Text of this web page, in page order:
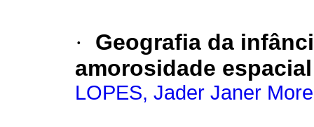
·
Geografia da
amorosidade espacial
LOPES, Jader Janer